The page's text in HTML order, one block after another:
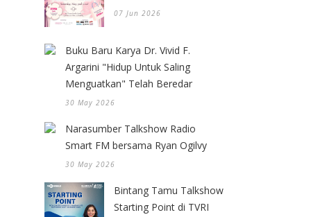
07 Jun 2026
Buku Baru Karya Dr. Vivid F.
Argarini "Hidup Untuk Saling
Menguatkan" Telah Beredar
30 May 2026
Narasumber Talkshow Radio
Smart FM bersama Ryan Ogilvy
30 May 2026
Bintang Tamu Talkshow
Starting Point di TVRI